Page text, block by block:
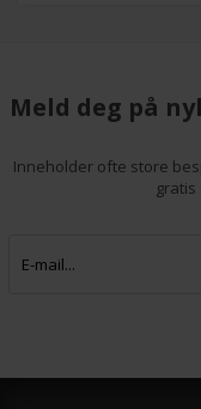
Meld deg på
Inneholder ofte store